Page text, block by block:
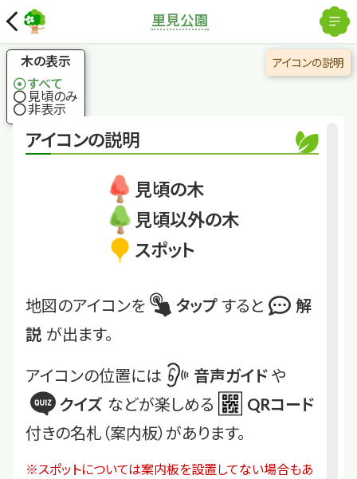
アイコンの説明
見頃の木
見頃以外の木
スポット
地図のアイコンを タップ すると
解
説 が出ます。
アイコンの位置には 音声ガイド や
クイズ などが楽しめる
QRコード
付きの名札（案内板）があります。
※スポットについては案内板を設置してない場合もあ
里見公園
ニワトコ
ニワトコ
国土地理院
木の表示
すべて
見頃のみ
非表示
解除
アイコンの説明